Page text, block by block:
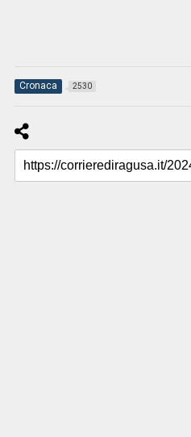
Cronaca 2530